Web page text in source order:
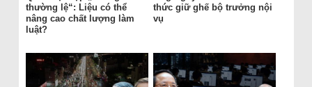
thường lệ“: Liệu có thể
nâng cao chất lượng làm
luật?
thức giữ ghế bộ trưởng nội
vụ